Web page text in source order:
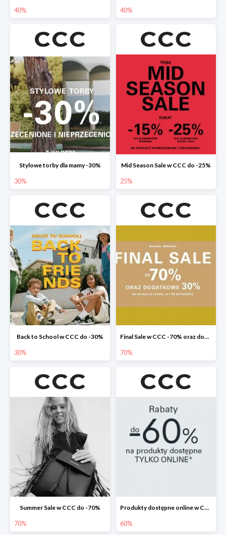
40% 40%
Stylowe torby dla mamy -30%
30%
Mid Season Sale w CCC do -25%
25%
Back to School w CCC do -30%
30%
Final Sale w CCC -70% oraz dodatkowe -30%
70%
Summer Sale w CCC do -70%
70%
Produkty dostępne online w CCC do -60%
60%